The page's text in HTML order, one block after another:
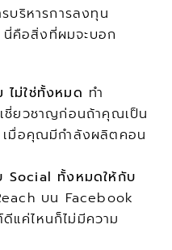
บริหารการลงทุน
คือสิ่งที่ผมจะบอก
ม่ใช่ทั้งหมด ทำ
ชี่ยวชาญก่อนถ้าคุณเป็น
เมื่อคุณมีกำลังผลิตคอน
Social ทั้งหมดให้กับ
บน Facebook
แค่ไหนก็ไม่มีความ